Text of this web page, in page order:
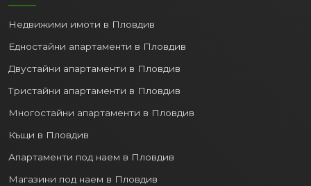
Недвижими имоти в Пловдив
Едностайни апартаменти в Пловдив
Двустайни апартаменти в Пловдив
Тристайни апартаменти в Пловдив
Многостайни апартаменти в Пловдив
Къщи в Пловдив
Апартаменти под наем в Пловдив
Магазини под наем в Пловдив